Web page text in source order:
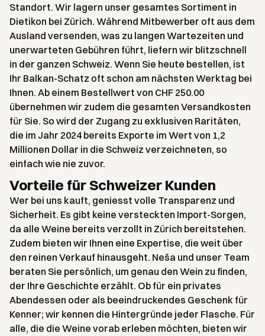
Standort. Wir lagern unser gesamtes Sortiment in
Dietikon bei Zürich. Während Mitbewerber oft aus dem
Ausland versenden, was zu langen Wartezeiten und
unerwarteten Gebühren führt, liefern wir blitzschnell
in der ganzen Schweiz. Wenn Sie heute bestellen, ist
Ihr Balkan-Schatz oft schon am nächsten Werktag bei
Ihnen. Ab einem Bestellwert von CHF 250.00
übernehmen wir zudem die gesamten Versandkosten
für Sie. So wird der Zugang zu exklusiven Raritäten,
die im Jahr 2024 bereits Exporte im Wert von 1,2
Millionen Dollar in die Schweiz verzeichneten, so
einfach wie nie zuvor.
Vorteile für Schweizer Kunden
Wer bei uns kauft, geniesst volle Transparenz und
Sicherheit. Es gibt keine versteckten Import-Sorgen,
da alle Weine bereits verzollt in Zürich bereitstehen.
Zudem bieten wir Ihnen eine Expertise, die weit über
den reinen Verkauf hinausgeht. Neša und unser Team
beraten Sie persönlich, um genau den Wein zu finden,
der Ihre Geschichte erzählt. Ob für ein privates
Abendessen oder als beeindruckendes Geschenk für
Kenner; wir kennen die Hintergründe jeder Flasche. Für
alle, die die Weine vorab erleben möchten, bieten wir